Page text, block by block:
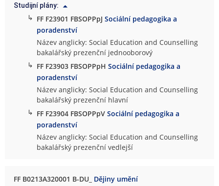
Studijní plány:
↳ FF F23901 FBSOPPpJSociální pedagogika a
poradenství
Název anglicky: Social Education and Counselling
bakalářský prezenční jednooborový
↳ FF F23903 FBSOPPpHSociální pedagogika a
poradenství
Název anglicky: Social Education and Counselling
bakalářský prezenční hlavní
↳ FF F23904 FBSOPPpVSociální pedagogika a
poradenství
Název anglicky: Social Education and Counselling
bakalářský prezenční vedlejší
FF B0213A320001 B-DU_ Dějiny umění